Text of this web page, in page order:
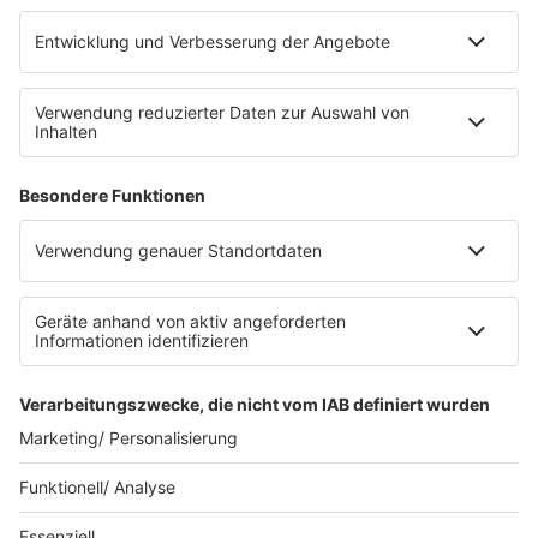
E-Bikes über eine Photovoltaikanlage auf dem …
Impressum
Datenschutzerklärung
Datenschutzeinstellungen
Radioplayer